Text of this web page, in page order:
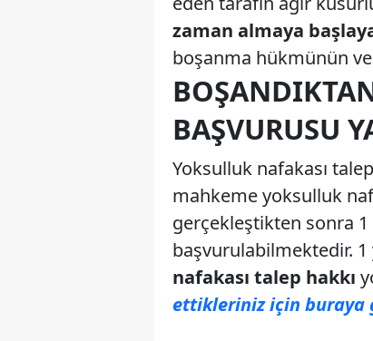
zaman almaya
boşanma hükmünün
BAŞVURUSU
Yoksulluk nafakası
mahkeme yoksulluk
gerçekleştikten sonra 1
başvurulabilmektedir. 1
nafakası talep hakkı
ettikleriniz için buraya